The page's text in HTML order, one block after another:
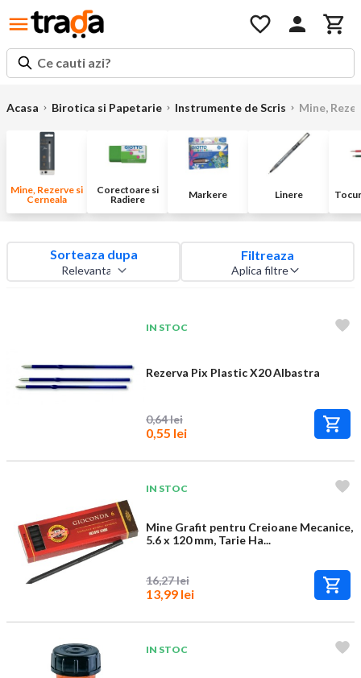
Ce cauti azi?
Acasa Birotica si Papetarie Instrumente de Scris Mine,
Mine, Rezerve si
Cerneala
Corectoare si
Radiere
Markere Linere
Sorteaza dupa Filtreaza
Aplica filtre
IN STOC
Rezerva Pix Plastic X20 Albastra
0,64 lei
0,55 lei
IN STOC
Mine Grafit pentru Creioane Mecanice,
5.6 x 120 mm, Tarie Ha...
16,27 lei
13,99 lei
IN STOC